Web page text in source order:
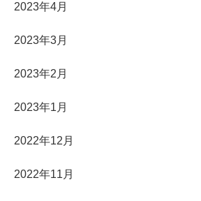
2023年4月
2023年3月
2023年2月
2023年1月
2022年12月
2022年11月